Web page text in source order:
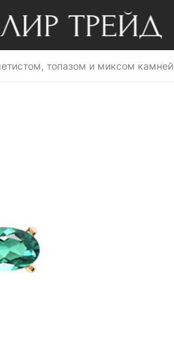
топазом и миксом камней